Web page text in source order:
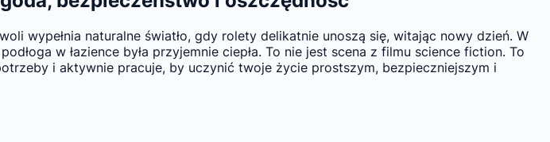
wypełnia naturalne światło, gdy rolety delikatnie unoszą się, witając nowy dzień. W
w łazience była przyjemnie ciepła. To nie jest scena z filmu science fiction. To
i aktywnie pracuje, by uczynić twoje życie prostszym, bezpieczniejszym i